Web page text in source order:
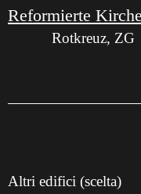
Reformierte
Rotkreuz, ZG
Altri edifici (scelta)